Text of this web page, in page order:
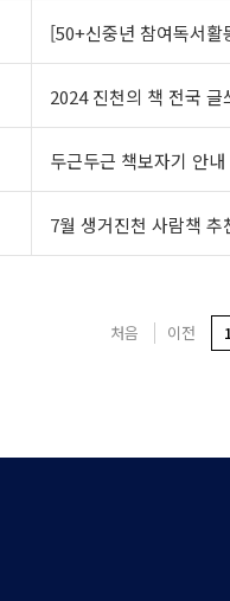
[50+신중년 참여독서
2024 진천의 책 전국 글
두근두근 책보자기 안내
7월 생거진천 사람책 추
처음 이전